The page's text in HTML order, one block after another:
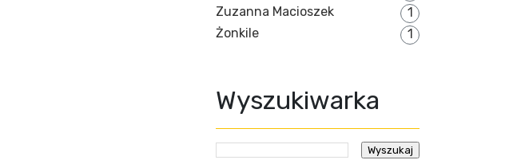
Zuzanna Macioszek
1
Żonkile
1
Wyszukiwarka